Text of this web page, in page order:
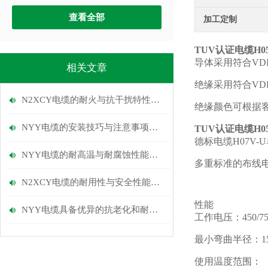
查看全部
相关文章
N2XCY电缆的耐火与抗干扰特性说明
NYY电缆的安装技巧与注意事项说明
NYY电缆的耐高温与耐腐蚀性能优势
N2XCY电缆的耐用性与安全性能探讨
NYY电缆具备优异的抗老化和耐磨损性能
加工定制
TUV认证电缆
导体采用符合
绝缘采用符合
绝缘颜色可根据
TUV认证电缆
德标电缆H07V-
多重标准的布线
性能
工作电压：450/
最小弯曲半径：
使用温度范围：